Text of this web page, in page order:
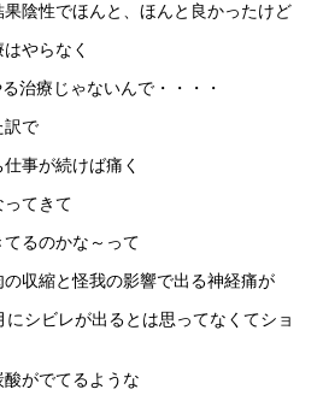
陰性でほんと、ほんと良かったけど
やらなく
治療じゃないんで・・・・
訳で
事が続けば痛く
てきて
るのかな～って
収縮と怪我の影響で出る神経痛が
シビレが出るとは思ってなくてショ
がでてるような